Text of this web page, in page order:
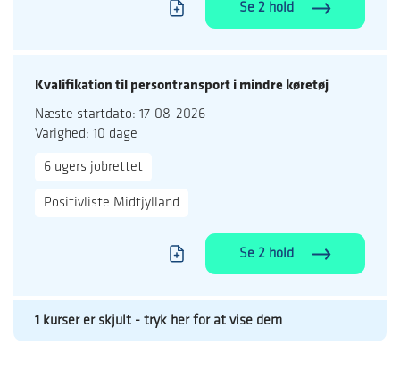
Se 2 hold
Kvalifikation til persontransport i mindre køretøj
6 ugers jobrettet
Positivliste Midtjylland
Se 2 hold
Næste startdato: 17-08-2026
Varighed: 10 dage
1 kurser er skjult - tryk her for at vise dem